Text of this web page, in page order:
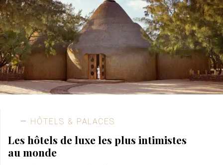
HÔTELS & PALACES
Les hôtels de luxe les plus intimistes
au monde